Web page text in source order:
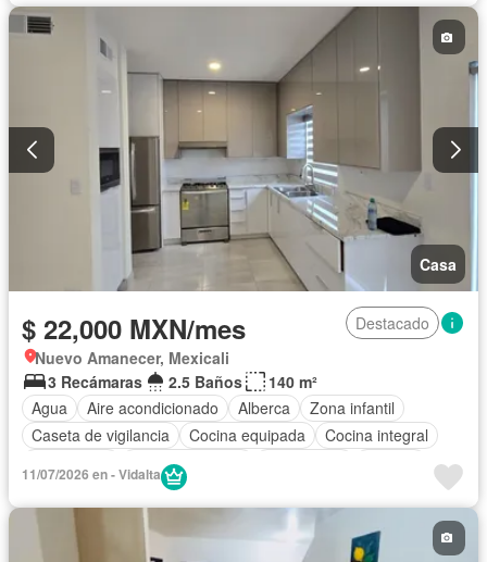
Casa
$ 22,000 MXN/mes
Destacado
Nuevo Amanecer, Mexicali
3 Recámaras
2.5 Baños
140 m²
Agua
Aire acondicionado Alberca
Zona infantil
Caseta de vigilancia
Cocina equipada
Cocina integral
Estacionamiento
Recámara con closet
Parcialmente amueblado
11/07/2026 en - Vidalta